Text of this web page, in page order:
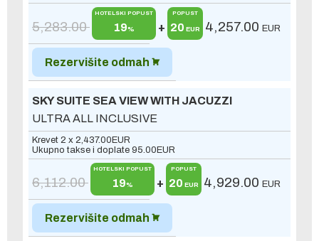
5,283.00
HOTELSKI POPUST
19% +
POPUST
20 EUR 4,257.00 EUR
Rezervišite odmah
SKY SUITE SEA VIEW WITH JACUZZI
ULTRA ALL INCLUSIVE
Krevet 2 x 2,437.00EUR
Ukupno takse i doplate 95.00EUR
6,112.00
HOTELSKI POPUST
19% +
POPUST
20 EUR 4,929.00 EUR
Rezervišite odmah